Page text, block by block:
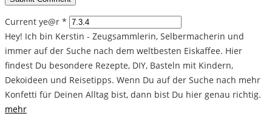
Current ye@r *
Hey! Ich bin Kerstin - Zeugsammlerin, Selbermacherin und
immer auf der Suche nach dem weltbesten Eiskaffee. Hier
findest Du besondere Rezepte, DIY, Basteln mit Kindern,
Dekoideen und Reisetipps. Wenn Du auf der Suche nach mehr
Konfetti für Deinen Alltag bist, dann bist Du hier genau richtig.
mehr